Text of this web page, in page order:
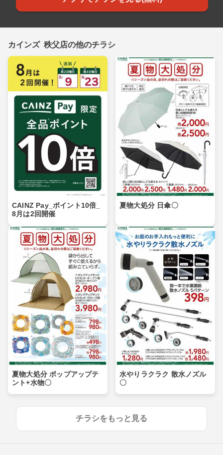
カインズ 秩父店の他のチラシ
CAINZ Pay_ポイント10倍_
8月は2回開催
夏物大処分 日傘〇
夏物大処分 ポップアップテ
ント+水物〇
水やりラクラク 散水ノズル
〇
チラシをもっと見る